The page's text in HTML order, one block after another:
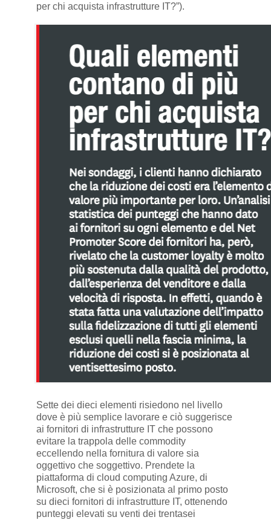
per chi acquista infrastrutture IT?”).
Sette dei dieci elementi risiedono nel livello
dove è più semplice lavorare e ciò suggerisce
ai fornitori di infrastrutture IT che possono
evitare la trappola delle commodity
eccellendo nella fornitura di valore sia
oggettivo che soggettivo. Prendete la
piattaforma di cloud computing Azure, di
Microsoft, che si è posizionata al primo posto
su dieci fornitori di infrastrutture IT, ottenendo
punteggi elevati su venti dei trentasei